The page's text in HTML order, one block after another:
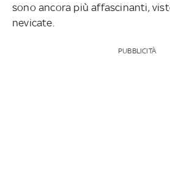
sono ancora più affascinanti,
nevicate.
PUBBLICITÀ